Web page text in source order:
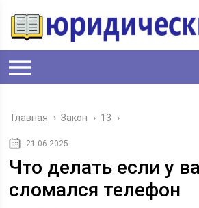
Главная › Закон › 13 ›
21.06.2025
Что делать если у
сломался телефон